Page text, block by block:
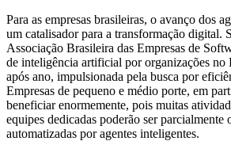
Para as empresas brasileiras, o avanço dos
um catalisador para a transformação digital.
Associação Brasileira das Empresas de
de inteligência artificial por organizações no
após ano, impulsionada pela busca por
Empresas de pequeno e médio porte, em
beneficiar enormemente, pois muitas
equipes dedicadas poderão ser parcialmente
automatizadas por agentes inteligentes.